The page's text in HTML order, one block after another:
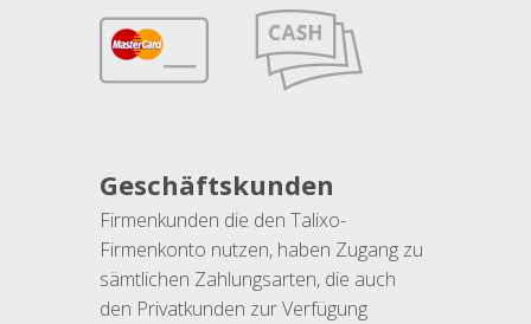
Geschäftskunden
Firmenkunden die den Talixo-
Firmenkonto nutzen, haben Zugang zu
sämtlichen Zahlungsarten, die auch
den Privatkunden zur Verfügung